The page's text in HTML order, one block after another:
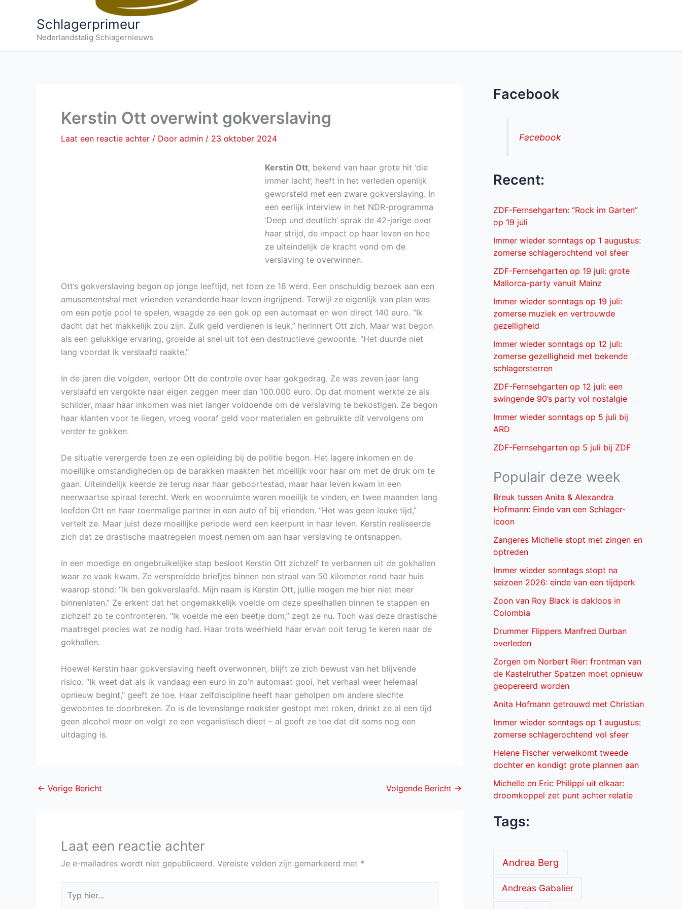
Schlagerprimeur
Nederlandstalig Schlagernieuws
Kerstin Ott overwint gokverslaving
Laat een reactie achter / Door admin / 23 oktober 2024
Kerstin Ott, bekend van haar grote hit ‘die
immer lacht’, heeft in het verleden openlijk
geworsteld met een zware gokverslaving. In
een eerlijk interview in het NDR-programma
‘Deep und deutlich’ sprak de 42-jarige over
haar strijd, de impact op haar leven en hoe
ze uiteindelijk de kracht vond om de
verslaving te overwinnen.
Ott’s gokverslaving begon op jonge leeftijd, net toen ze 18 werd. Een onschuldig bezoek aan een
amusementshal met vrienden veranderde haar leven ingrijpend. Terwijl ze eigenlijk van plan was
om een potje pool te spelen, waagde ze een gok op een automaat en won direct 140 euro. “Ik
dacht dat het makkelijk zou zijn. Zulk geld verdienen is leuk,” herinnert Ott zich. Maar wat begon
als een gelukkige ervaring, groeide al snel uit tot een destructieve gewoonte. “Het duurde niet
lang voordat ik verslaafd raakte.”
In de jaren die volgden, verloor Ott de controle over haar gokgedrag. Ze was zeven jaar lang
verslaafd en vergokte naar eigen zeggen meer dan 100.000 euro. Op dat moment werkte ze als
schilder, maar haar inkomen was niet langer voldoende om de verslaving te bekostigen. Ze begon
haar klanten voor te liegen, vroeg vooraf geld voor materialen en gebruikte dit vervolgens om
verder te gokken.
De situatie verergerde toen ze een opleiding bij de politie begon. Het lagere inkomen en de
moeilijke omstandigheden op de barakken maakten het moeilijk voor haar om met de druk om te
gaan. Uiteindelijk keerde ze terug naar haar geboortestad, maar haar leven kwam in een
neerwaartse spiraal terecht. Werk en woonruimte waren moeilijk te vinden, en twee maanden lang
leefden Ott en haar toenmalige partner in een auto of bij vrienden. “Het was geen leuke tijd,”
vertelt ze. Maar juist deze moeilijke periode werd een keerpunt in haar leven. Kerstin realiseerde
zich dat ze drastische maatregelen moest nemen om aan haar verslaving te ontsnappen.
In een moedige en ongebruikelijke stap besloot Kerstin Ott zichzelf te verbannen uit de gokhallen
waar ze vaak kwam. Ze verspreidde briefjes binnen een straal van 50 kilometer rond haar huis
waarop stond: “Ik ben gokverslaafd. Mijn naam is Kerstin Ott, jullie mogen me hier niet meer
binnenlaten.” Ze erkent dat het ongemakkelijk voelde om deze speelhallen binnen te stappen en
zichzelf zo te confronteren. “Ik voelde me een beetje dom,” zegt ze nu. Toch was deze drastische
maatregel precies wat ze nodig had. Haar trots weerhield haar ervan ooit terug te keren naar de
gokhallen.
Hoewel Kerstin haar gokverslaving heeft overwonnen, blijft ze zich bewust van het blijvende
risico. “Ik weet dat als ik vandaag een euro in zo’n automaat gooi, het verhaal weer helemaal
opnieuw begint,” geeft ze toe. Haar zelfdiscipline heeft haar geholpen om andere slechte
gewoontes te doorbreken. Zo is de levenslange rookster gestopt met roken, drinkt ze al een tijd
geen alcohol meer en volgt ze een veganistisch dieet – al geeft ze toe dat dit soms nog een
uitdaging is.
← Vorige Bericht Volgende Bericht →
Laat een reactie achter
Je e-mailadres wordt niet gepubliceerd. Vereiste velden zijn gemarkeerd met *
hier...
Facebook
Facebook
Recent:
ZDF-Fernsehgarten: “Rock im Garten”
op 19 juli
Immer wieder sonntags op 1 augustus:
zomerse schlagerochtend vol sfeer
ZDF-Fernsehgarten op 19 juli: grote
Mallorca-party vanuit Mainz
Immer wieder sonntags op 19 juli:
zomerse muziek en vertrouwde
gezelligheid
Immer wieder sonntags op 12 juli:
zomerse gezelligheid met bekende
schlagersterren
ZDF-Fernsehgarten op 12 juli: een
swingende 90’s party vol nostalgie
Immer wieder sonntags op 5 juli bij
ARD
ZDF-Fernsehgarten op 5 juli bij ZDF
Populair deze week
Breuk tussen Anita & Alexandra
Hofmann: Einde van een Schlager-
icoon
Zangeres Michelle stopt met zingen en
optreden
Immer wieder sonntags stopt na
seizoen 2026: einde van een tijdperk
Zoon van Roy Black is dakloos in
Colombia
Drummer Flippers Manfred Durban
overleden
Zorgen om Norbert Rier: frontman van
de Kastelruther Spatzen moet opnieuw
geopereerd worden
Anita Hofmann getrouwd met Christian
Immer wieder sonntags op 1 augustus:
zomerse schlagerochtend vol sfeer
Helene Fischer verwelkomt tweede
dochter en kondigt grote plannen aan
Michelle en Eric Philippi uit elkaar:
droomkoppel zet punt achter relatie
Tags:
Andrea Berg
Andreas Gabalier